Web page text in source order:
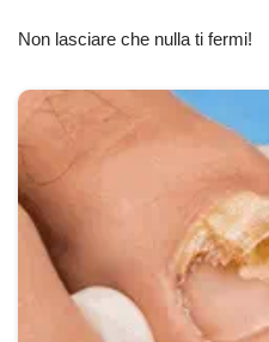
Non lasciare che nulla ti fermi!